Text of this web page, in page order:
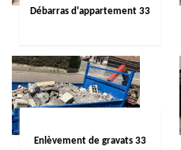
Débarras d'appartement 33
Enlèvement de gravats 33